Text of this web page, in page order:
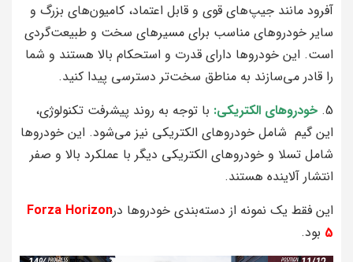
آفرود مانند جیپ‌های قوی و قابل اعتماد، کامیون‌های بزرگ و
سایر خودروهای مناسب برای مسیرهای سخت و طبیعت‌گردی
است. این خودروها دارای قدرت و استحکام بالا هستند و شما
را قادر می‌سازند به مناطق سخت‌تر دسترسی پیدا کنید.
5. خودروهای الکتریکی: با توجه به روند پیشرفت تکنولوژی،
این گیم شامل خودروهای الکتریکی نیز می‌شود. این خودروها
شامل تسلا و خودروهای الکتریکی دیگر با عملکرد بالا و صفر
انتشار آلاینده هستند.
این فقط یک نمونه از دسته‌بندی خودروها درForza Horizon
5 بود.